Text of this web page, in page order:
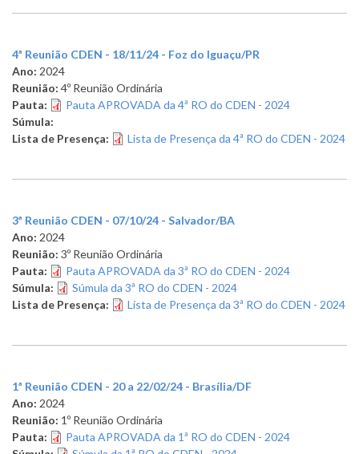
4ª Reunião CDEN - 18/11/24 - Foz do Iguaçu/PR
Ano: 2024
Reunião: 4º Reunião Ordinária
Pauta:
Pauta APROVADA da 4ª RO do CDEN - 2024
Súmula:
Lista de Presença:
Lista de Presença da 4ª RO do CDEN - 2024
3ª Reunião CDEN - 07/10/24 - Salvador/BA
Ano: 2024
Reunião: 3º Reunião Ordinária
Pauta:
Pauta APROVADA da 3ª RO do CDEN - 2024
Súmula:
Súmula da 3ª RO do CDEN - 2024
Lista de Presença:
Lista de Presença da 3ª RO do CDEN - 2024
1ª Reunião CDEN - 20 a 22/02/24 - Brasília/DF
Ano: 2024
Reunião: 1º Reunião Ordinária
Pauta:
Pauta APROVADA da 1ª RO do CDEN - 2024